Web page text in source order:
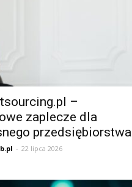
–
zaplecze dla
przedsiębiorstwa
- 22 lipca 2026